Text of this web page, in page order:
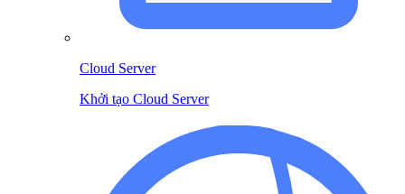
Cloud Server
Khởi tạo Cloud Server